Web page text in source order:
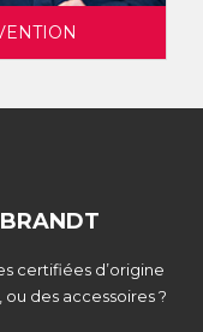
certifiées d’origine
des accessoires ?